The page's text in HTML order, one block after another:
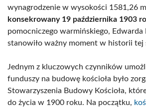
wynagrodzenie w wysokości 1581,26
konsekrowany 19 października 1903
pomocniczego warmińskiego, Edwarda
stanowiło ważny moment w historii tej
Jednym z kluczowych czynników
funduszy na budowę kościoła było
Stowarzyszenia Budowy Kościoła,
do życia w 1900 roku. Na początku,